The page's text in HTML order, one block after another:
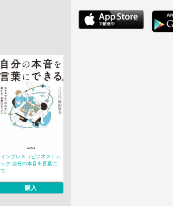
インプレス［ビジネス］ム
ック 自分の本音を言葉に
で...
購入